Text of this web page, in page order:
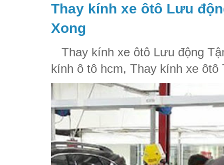
Thay kính xe ôtô Lưu
Xong
Thay kính xe ôtô Lưu động
kính ô tô hcm, Thay kính xe